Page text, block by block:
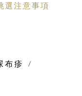
選注意事項
布疹
/